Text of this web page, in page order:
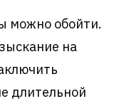
можно обойти.
на
длительной